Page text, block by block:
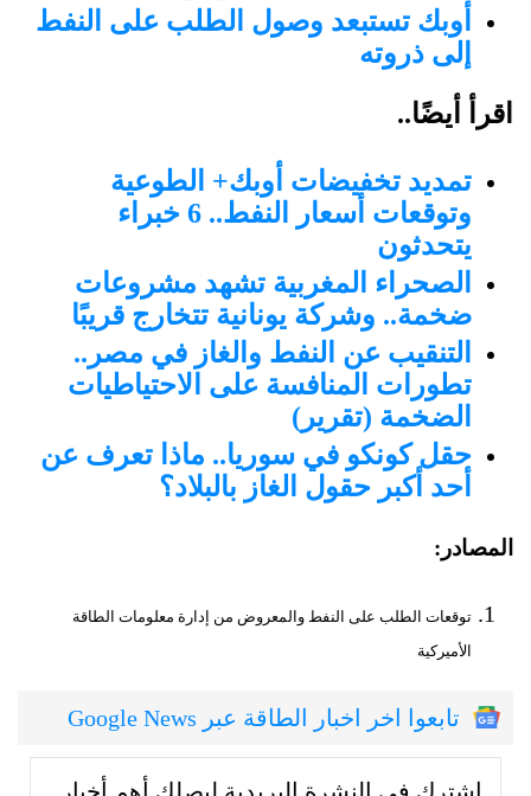
أوبك تستبعد وصول الطلب على النفط
إلى ذروته
اقرأ أيضًا..
تمديد تخفيضات أوبك+ الطوعية
وتوقعات أسعار النفط.. 6 خبراء
يتحدثون
الصحراء المغربية تشهد مشروعات
ضخمة.. وشركة يونانية تتخارج قريبًا
التنقيب عن النفط والغاز في مصر..
تطورات المنافسة على الاحتياطيات
الضخمة (تقرير)
حقل كونكو في سوريا.. ماذا تعرف عن
أحد أكبر حقول الغاز بالبلاد؟
المصادر:
توقعات الطلب على النفط والمعروض من إدارة معلومات الطاقة
الأميركية
تابعوا اخر اخبار الطاقة عبر Google News